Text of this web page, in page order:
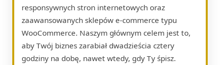
responsywnych stron internetowych oraz
zaawansowanych sklepów e-commerce typu
WooCommerce. Naszym głównym celem jest to,
aby Twój biznes zarabiał dwadzieścia cztery
godziny na dobę, nawet wtedy, gdy Ty śpisz.